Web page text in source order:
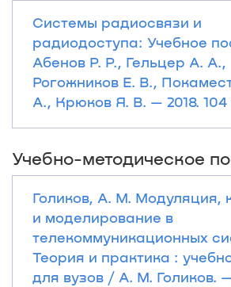
Системы радиосвязи и
радиодоступа: Учебное
Абенов Р. Р., Гельцер А. А.,
Рогожников Е. В.,
А., Крюков Я. В. — 2018. 104
Учебно-методическое
Голиков, А. М. Модуляция,
и моделирование в
телекоммуникационных
Теория и практика :
для вузов / А. М. Голиков.